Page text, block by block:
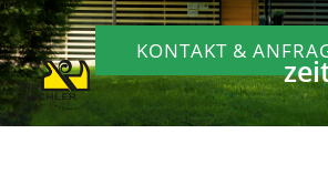
KONTAKT &